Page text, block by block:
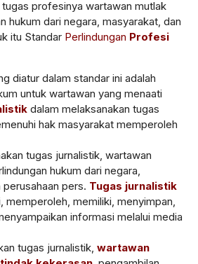
profesinya wartawan mutlak
hukum dari negara, masyarakat, dan
itu Standar Perlindungan Profesi
diatur dalam standar ini adalah
untuk wartawan yang menaati
dalam melaksanakan tugas
hak masyarakat memperoleh
tugas jurnalistik, wartawan
hukum dari negara,
pers. Tugas jurnalistik
memperoleh, memiliki, menyimpan,
informasi melalui media
tugas jurnalistik, wartawan